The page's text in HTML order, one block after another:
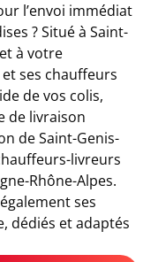
l’envoi immédiat
? Situé à Saint-
à votre
ses chauffeurs
de vos colis,
de livraison
de Saint-Genis-
livreurs
Rhône-Alpes.
ses
dédiés et adaptés